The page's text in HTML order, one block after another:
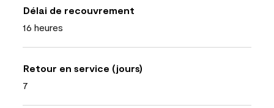
Délai de recouvrement
16 heures
Retour en service (jours)
7